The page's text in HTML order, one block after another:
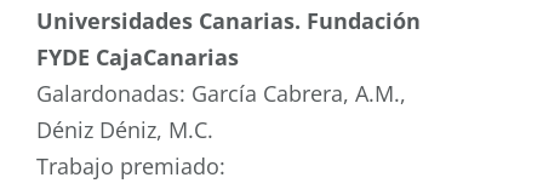
Universidades Canarias. Fundación
FYDE CajaCanarias
Galardonadas: García Cabrera, A.M.,
Déniz Déniz, M.C.
Trabajo premiado: